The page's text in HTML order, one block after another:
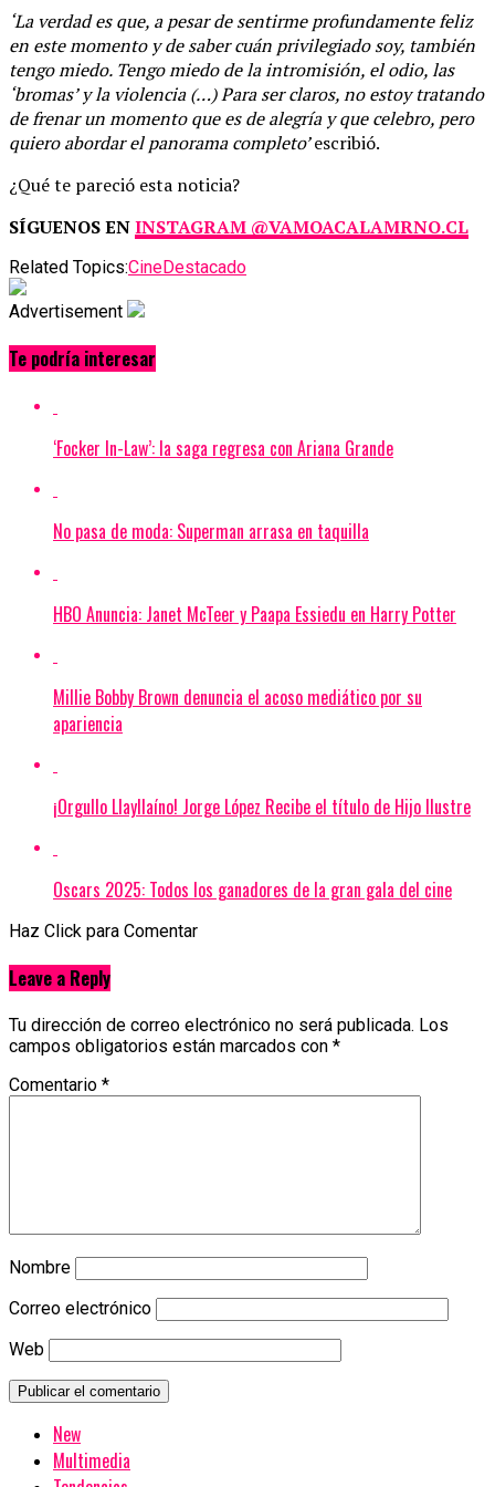
‘La verdad es que, a pesar de sentirme profundamente feliz
en este momento y de saber cuán privilegiado soy, también
tengo miedo. Tengo miedo de la intromisión, el odio, las
‘bromas’ y la violencia (…) Para ser claros, no estoy tratando
de frenar un momento que es de alegría y que celebro, pero
quiero abordar el panorama completo’escribió.
¿Qué te pareció esta noticia?
SÍGUENOS ENINSTAGRAM @VAMOACALAMRNO.CL
Related Topics:CineDestacado
Advertisement
Te podría interesar
‘Focker In-Law’: la saga regresa con Ariana Grande
No pasa de moda: Superman arrasa en taquilla
HBO Anuncia: Janet McTeer y Paapa Essiedu en Harry Potter
Millie Bobby Brown denuncia el acoso mediático por su
apariencia
¡Orgullo Llayllaíno! Jorge López Recibe el título de Hijo Ilustre
Oscars 2025: Todos los ganadores de la gran gala del cine
Haz Click para Comentar
Leave a Reply
Tu dirección de correo electrónico no será publicada. Los
campos obligatorios están marcados con *
Comentario *
Nombre
Correo electrónico
Web
New
Multimedia